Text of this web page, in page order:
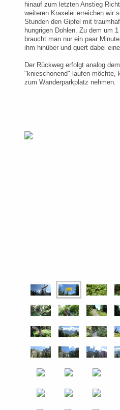
hinauf zum letzten Anstieg
weiteren Kraxelei erreichen wir
Stunden den Gipfel mit
hungrigen Dohlen. Zu dem um
braucht man nur ein paar
ihm hinüber und quert dabei
Der Rückweg erfolgt analog
"knieschonend" laufen möchte,
zum Wanderparkplatz nehmen.